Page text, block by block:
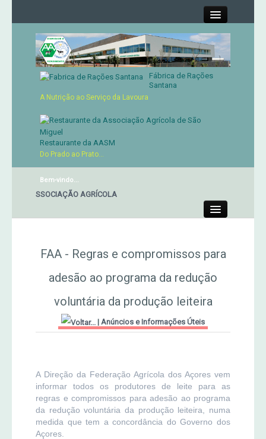
Contactos
Serviços
Concursos Micaelenses
Publicações AASM
Fábrica de Rações
Santana
A Nutrição ao Serviço da Lavoura
Restaurante da AASM
Do Prado ao Prato...
Bem-vindo...
DA ASSOCIAÇÃO AGRÍCOLA
MERCADO AGRÍCOLA DE SANTANA
FAA - Regras e compromissos para
adesão ao programa da redução
voluntária da produção leiteira
| Anúncios e Informações Úteis
A Direção da Federação Agrícola dos Açores vem
informar todos os produtores de leite para as
regras e compromissos para adesão ao programa
da redução voluntária da produção leiteira, numa
medida que tem a concordância do Governo dos
Açores.